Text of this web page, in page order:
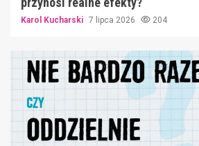
Karol Kucharski 7 lipca 2026 204